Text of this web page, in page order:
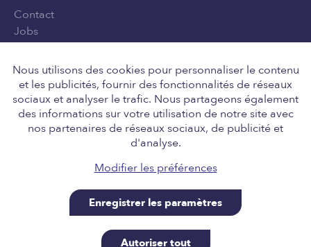
Nous utilisons des cookies pour personnaliser le contenu
et les publicités, fournir des fonctionnalités de réseaux
sociaux et analyser le trafic. Nous partageons également
des informations sur votre utilisation de notre site avec
nos partenaires de réseaux sociaux, de publicité et
d'analyse.
Modifier les préférences
Enregistrer les paramètres
Autoriser tout
Contact
Jobs
Conditions générales d'utilisation
Suivez-nous
Retail Team nv, Engelstraat 8, 8211 Aartrijke BE
0646.705.037, tel 050 14 01 10, info@yess.be. A site